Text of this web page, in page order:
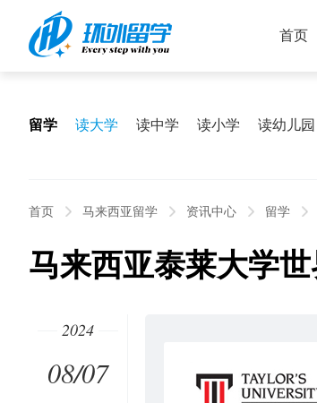
首页
留学 读大学 读中学 读小学 读幼儿园
首页 马来西亚留学 资讯中心 留学
马来西亚泰莱大学
2024
08/07